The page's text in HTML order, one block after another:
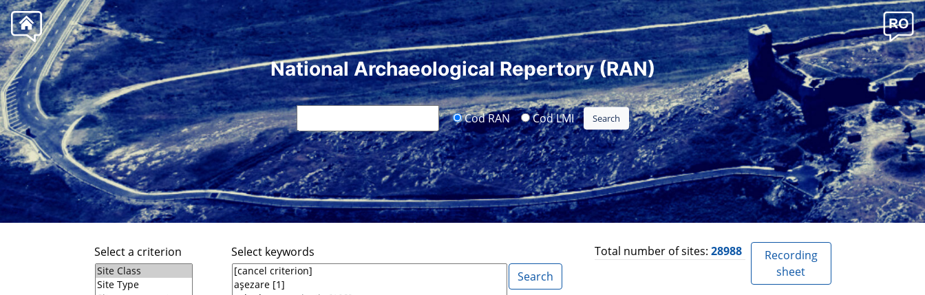
National Archaeological Repertory (RAN)
Cod RAN Cod LMI
Select a criterion Select keywords Total number of sites: 28988
Recording
sheet